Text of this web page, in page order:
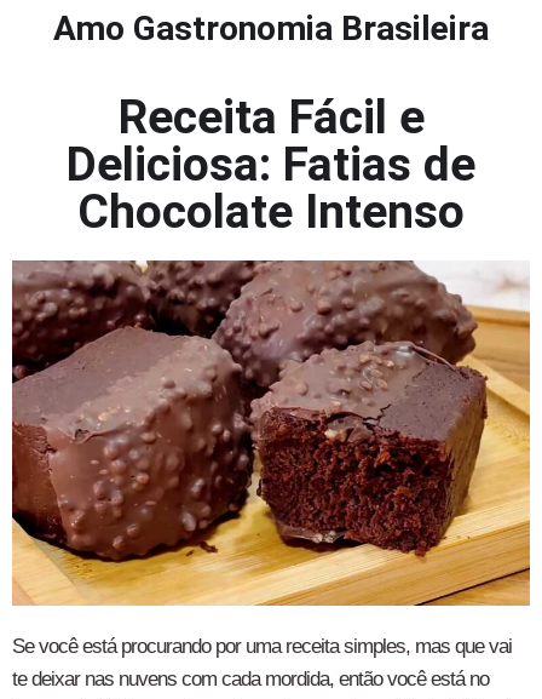
Amo Gastronomia Brasileira
Receita Fácil e
Deliciosa: Fatias de
Chocolate Intenso
Se você está procurando por uma receita simples, mas que vai
te deixar nas nuvens com cada mordida, então você está no